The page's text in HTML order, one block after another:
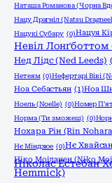
Наташа Романова (Чорна
Нацу Драгніл (Natsu
Нацукі Субару (0)Нацуя
Невіл
Нед Лідс (Ned Leeds)
Нетеям (0)Нефертарі Віві
Ноа Себастьян (1)Ноа
Ноель (Noelle) (0)Номер
Норма (Ти зможеш) (0)
Нохара Рін (Rin
Нє Міндзюе (0)Нє Хвайсан
Ніко Моіланен (Niko
Ніколас Естебан
Hemmick)